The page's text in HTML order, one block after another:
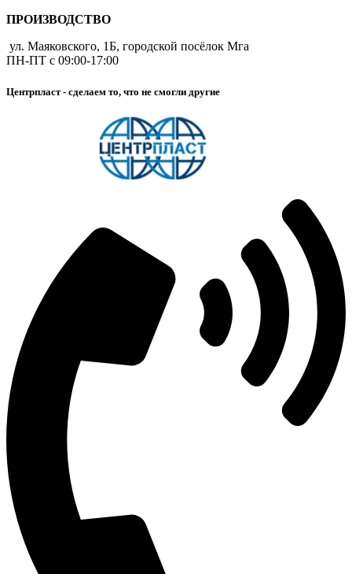
ПРОИЗВОДСТВО
ул. Маяковского, 1Б, городской посёлок Мга
ПН-ПТ с 09:00-17:00
Центрпласт - сделаем то, что не смогли другие